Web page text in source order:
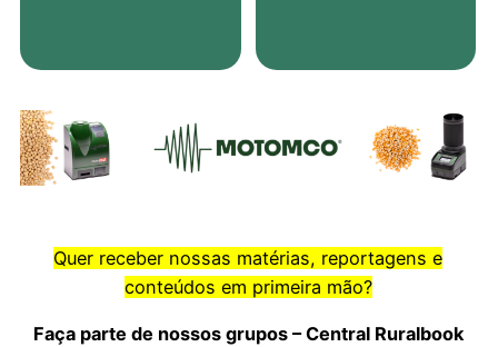
Quer receber nossas matérias, reportagens e
conteúdos em primeira mão?
Faça parte de nossos grupos – Central Ruralbook